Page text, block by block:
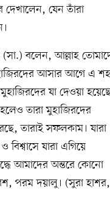
যেন তাঁরা
বলেন, আল্লাহ
আসার আগে এ
যা দেওয়া
তারা মুহাজিরদের
তারাই সফলকাম। যারা
যারা এগিয়ে
আমাদের অন্তরে কোনো
পরম দয়ালু। (সুরা হাশর,